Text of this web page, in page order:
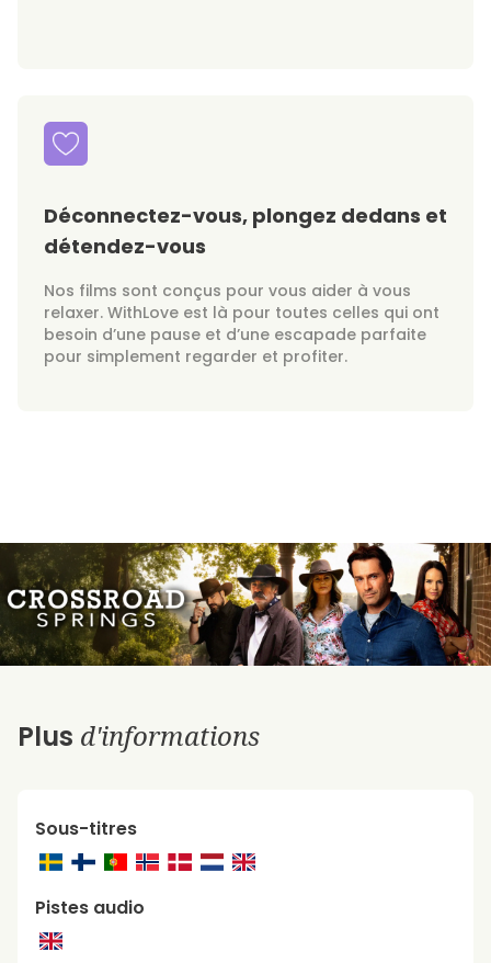
Déconnectez-vous, plongez dedans et
détendez-vous
Nos films sont conçus pour vous aider à vous
relaxer. WithLove est là pour toutes celles qui ont
besoin d’une pause et d’une escapade parfaite
pour simplement regarder et profiter.
Plus d'informations
Sous-titres
Pistes audio